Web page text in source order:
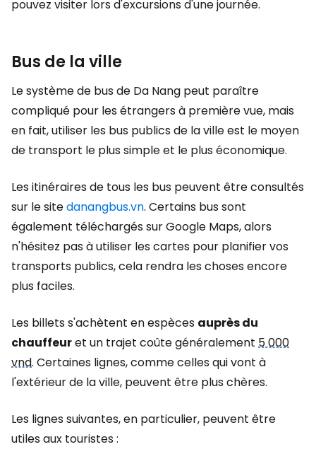
pouvez visiter lors d'excursions d'une journée.
Bus de la ville
Le système de bus de Da Nang peut paraître
compliqué pour les étrangers à première vue, mais
en fait, utiliser les bus publics de la ville est le moyen
de transport le plus simple et le plus économique.
Les itinéraires de tous les bus peuvent être consultés
sur le sitedanangbus.vn. Certains bus sont
également téléchargés sur Google Maps, alors
n'hésitez pas à utiliser les cartes pour planifier vos
transports publics, cela rendra les choses encore
plus faciles.
Les billets s'achètent en espèces auprès du
chauffeuret un trajet coûte généralement 5 000
vnd. Certaines lignes, comme celles qui vont à
l'extérieur de la ville, peuvent être plus chères.
Les lignes suivantes, en particulier, peuvent être
utiles aux touristes :